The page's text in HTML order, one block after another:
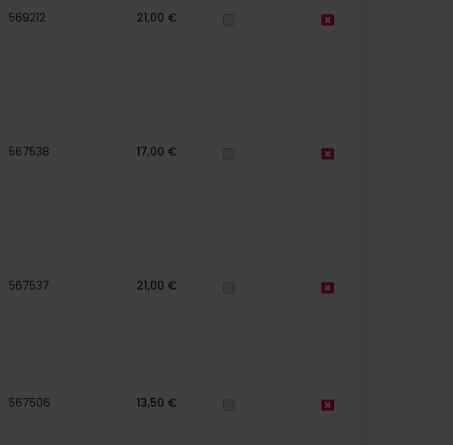
569212 21,00 €
567538 17,00 €
567537 21,00 €
567506 13,50 €